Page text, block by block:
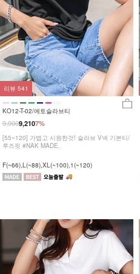
KO12-T-02/에토슬라브티
7%
9,9009,210
[55~120] 가볍고 시원한것! 슬라브 V넥 기본티/
루즈핏 #NAK MADE.
F(~66),L(~88),XL(~100),1(~120)
리뷰 541